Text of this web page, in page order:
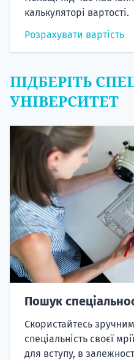
калькуляторі вартості.
Розрахувати вартість
ПІДБЕРІТЬ
УНІВЕРСИТЕТ
Пошук
Скористайтесь
спеціальність своєї
для вступу, в